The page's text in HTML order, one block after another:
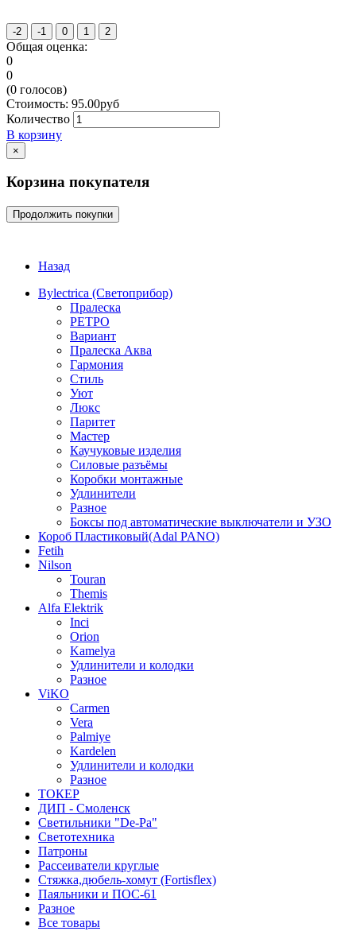
Общая оценка:
0
0
(0 голосов)
Стоимость: 95.00руб
Количество
В корзину
×
Корзина покупателя
Продолжить покупки
Назад
Bylectrica (Светоприбор)
Пралеска
РЕТРО
Вариант
Пралеска Аква
Гармония
Стиль
Уют
Люкс
Паритет
Мастер
Каучуковые изделия
Силовые разъёмы
Коробки монтажные
Удлинители
Разное
Боксы под автоматические выключатели и УЗО
Короб Пластиковый(Adal PANO)
Fetih
Nilson
Touran
Themis
Alfa Elektrik
Inci
Orion
Kamelya
Удлинители и колодки
Разное
ViKO
Carmen
Vera
Palmiye
Kardelen
Удлинители и колодки
Разное
ТОКЕР
ДИП - Смоленск
Светильники "De-Pa"
Светотехника
Патроны
Рассеиватели круглые
Стяжка,дюбель-хомут (Fortisflex)
Паяльники и ПОС-61
Разное
Все товары